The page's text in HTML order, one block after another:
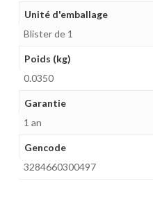
Unité d'emballage
Blister de 1
Poids (kg)
0.0350
Garantie
1 an
Gencode
3284660300497